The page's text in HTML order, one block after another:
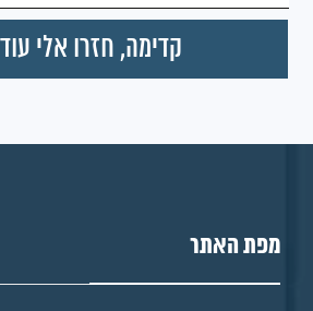
מפת האתר